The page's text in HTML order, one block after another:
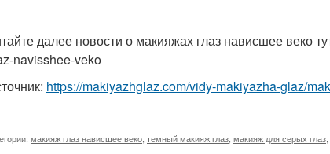
далее новости о макияжах глаз нависшее веко
navisshee-veko
https://makiyazhglaz.com/vidy-makiyazha-glaz/
макияж глаз нависшее веко темный макияж глаз макияж для серых глаз